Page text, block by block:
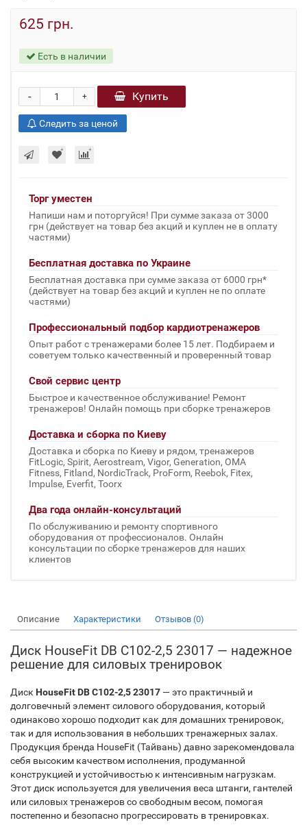
625 грн.
Есть в наличии
+
- Купить
Следить за ценой
Торг уместен
Напиши нам и поторгуйся! При сумме заказа от 3000
грн (действует на товар без акций и куплен не в оплату
частями)
Бесплатная доставка по Украине
Бесплатная доставка при сумме заказа от 6000 грн*
(действует на товар без акций и куплен не по оплате
частями)
Профессиональный подбор кардиотренажеров
Опыт работ с тренажерами более 15 лет. Подбираем и
советуем только качественный и проверенный товар
Свой сервис центр
Быстрое и качественное обслуживание! Ремонт
тренажеров! Онлайн помощь при сборке тренажеров
Доставка и сборка по Киеву
Доставка и сборка по Киеву и рядом, тренажеров
FitLogic, Spirit, Aerostream, Vigor, Generation, OMA
Fitness, Fitland, NordicTrack, ProForm, Reebok, Fitex,
Impulse, Everfit, Toorx
Два года онлайн-консультаций
По обслуживанию и ремонту спортивного
оборудования от профессионалов. Онлайн
консультации по сборке тренажеров для наших
клиентов
Описание Характеристики Отзывов (0)
Диск HouseFit DB C102-2,5 23017 — надежное
решение для силовых тренировок
Диск HouseFit DB C102-2,5 23017 — это практичный и
долговечный элемент силового оборудования, который
одинаково хорошо подходит как для домашних тренировок,
так и для использования в небольших тренажерных залах.
Продукция бренда HouseFit (Тайвань) давно зарекомендовала
себя высоким качеством исполнения, продуманной
конструкцией и устойчивостью к интенсивным нагрузкам.
Этот диск используется для увеличения веса штанги, гантелей
или силовых тренажеров со свободным весом, помогая
постепенно и безопасно прогрессировать в тренировках.